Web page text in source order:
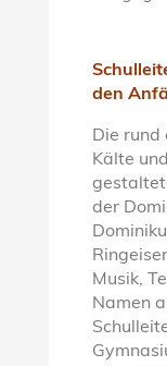
den
Die rund
Kälte
der
Musik,
Namen